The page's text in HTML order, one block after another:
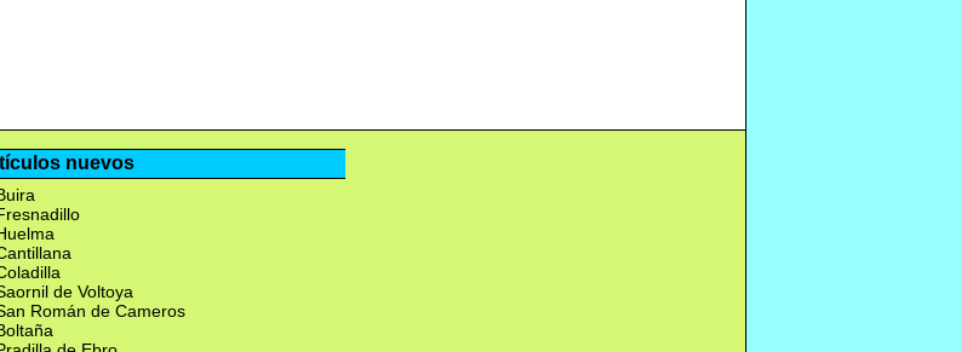
nuevos
de Voltoya
Román de Cameros